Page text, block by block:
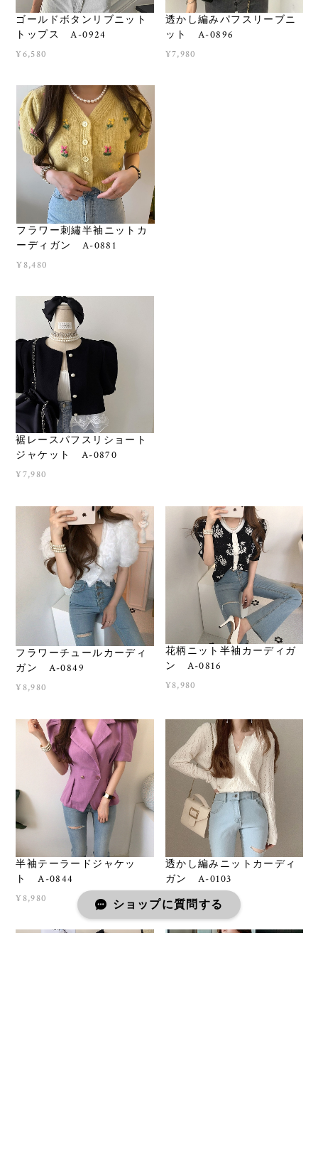
ゴールドボタンリブニット
トップス A-0924
¥6,580
透かし編みパフスリーブニ
ット A-0896
¥7,980
フラワー刺繡半袖ニットカ
ーディガン A-0881
¥8,480
裾レースパフスリショート
ジャケット A-0870
¥7,980
フラワーチュールカーディ
ガン A-0849
¥8,980
花柄ニット半袖カーディガ
ン A-0816
¥8,980
半袖テーラードジャケッ
ト A-0844
¥8,980
透かし編みニットカーディ
ガン A-0103
¥4,980
ショップに質問する